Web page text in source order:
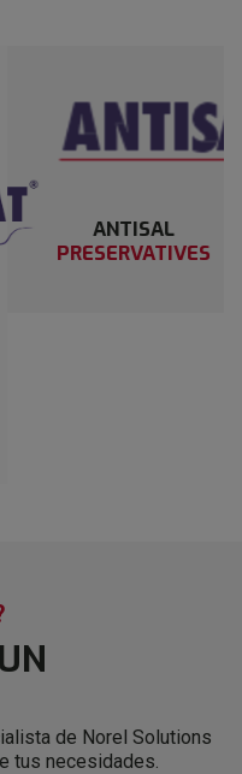
ANTISAL
PRESERVATIVES
UN
de Norel Solutions
tus necesidades.